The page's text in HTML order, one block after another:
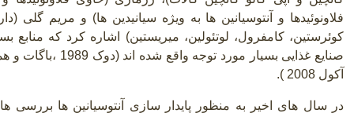
فلاونوئیدها و آنتوسیانین ها به ویژه سیانیدین ها) و مریم گلی
کوئرستین، کامفرول، لوتئولین، میریستین) اشاره کرد که منابع
آکول 2008 ).
در سال های اخیر به منظور پایدار سازی آنتوسیانین ها بررسی